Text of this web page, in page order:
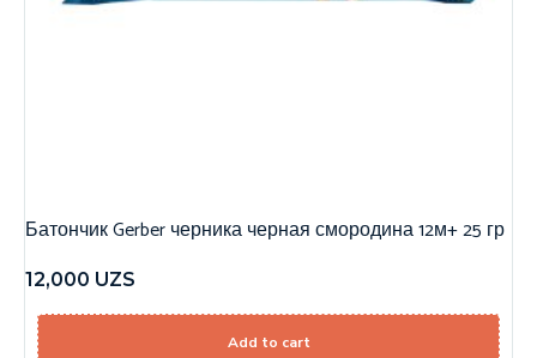
Батончик Gerber черника черная смородина 12м+ 25 гр
12,000 UZS
Add to cart